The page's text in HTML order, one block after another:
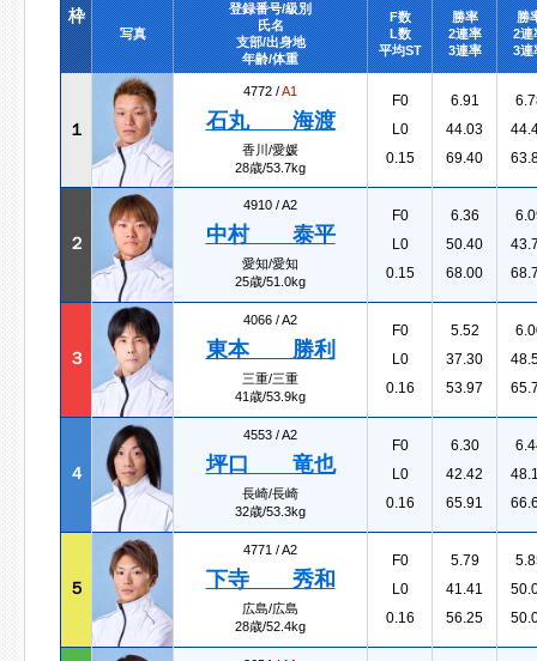
枠
写真
登録番号/級別
氏名
支部/出身地
年齢/体重
F数
L数
平均ST
勝率
2連率
3連率
勝
2連
3連
１
4772 /A1
石丸 海渡
香川/愛媛
28歳/53.7kg
F0
L0
0.15
6.91
44.03
69.40
２
4910 /A2
中村 泰平
愛知/愛知
25歳/51.0kg
F0
L0
0.15
6.36
50.40
68.00
３
4066 /A2
東本 勝利
三重/三重
41歳/53.9kg
F0
L0
0.16
5.52
37.30
53.97
４
4553 /A2
坪口 竜也
長崎/長崎
32歳/53.3kg
F0
L0
0.16
6.30
42.42
65.91
５
4771 /A2
下寺 秀和
広島/広島
28歳/52.4kg
F0
L0
0.16
5.79
41.41
56.25